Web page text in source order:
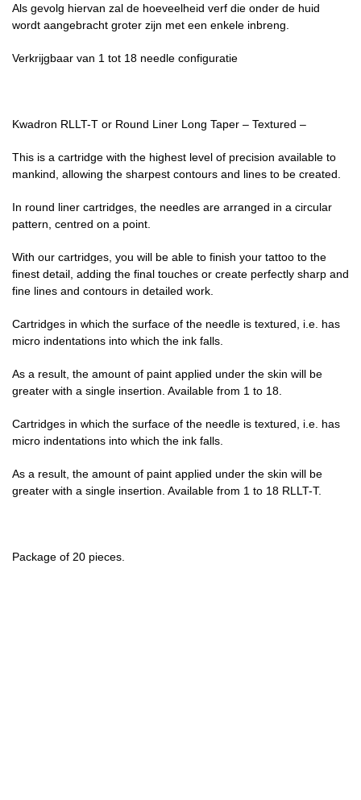
Als gevolg hiervan zal de hoeveelheid verf die onder de huid
wordt aangebracht groter zijn met een enkele inbreng.
Verkrijgbaar van 1 tot 18 needle configuratie
Kwadron RLLT-T or Round Liner Long Taper – Textured –
This is a cartridge with the highest level of precision available to
mankind, allowing the sharpest contours and lines to be created.
In round liner cartridges, the needles are arranged in a circular
pattern, centred on a point.
With our cartridges, you will be able to finish your tattoo to the
finest detail, adding the final touches or create perfectly sharp and
fine lines and contours in detailed work.
Cartridges in which the surface of the needle is textured, i.e. has
micro indentations into which the ink falls.
As a result, the amount of paint applied under the skin will be
greater with a single insertion. Available from 1 to 18.
Cartridges in which the surface of the needle is textured, i.e. has
micro indentations into which the ink falls.
As a result, the amount of paint applied under the skin will be
greater with a single insertion. Available from 1 to 18 RLLT-T.
Package of 20 pieces.